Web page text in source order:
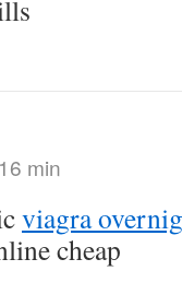
min
viagra
cheap